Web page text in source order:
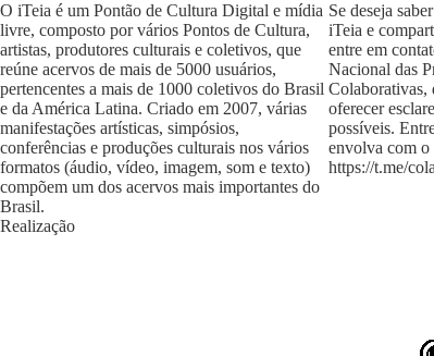
O iTeia é um Pontão de Cultura Digital e mídia
livre, composto por vários Pontos de Cultura,
artistas, produtores culturais e coletivos, que
reúne acervos de mais de 5000 usuários,
pertencentes a mais de 1000 coletivos do Brasil
e da América Latina. Criado em 2007, várias
manifestações artísticas, simpósios,
conferências e produções culturais nos vários
formatos (áudio, vídeo, imagem, som e texto)
compõem um dos acervos mais importantes do
Brasil.
Se deseja
iTeia e
entre em
Nacional das
Colaborativas,
oferecer
possíveis.
envolva com o
https://t.me/
Realização